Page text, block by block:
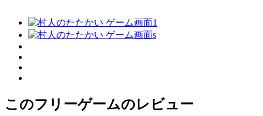
このフリーゲームのレビュー